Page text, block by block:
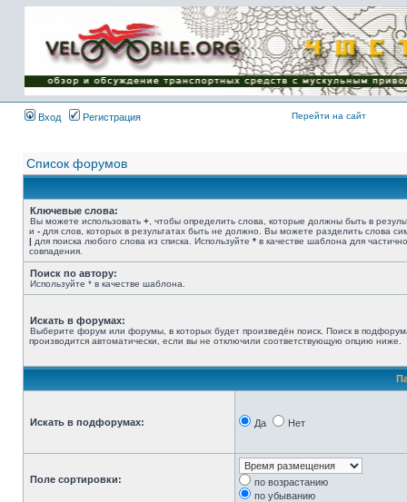
Имя пользователя:
Пароль:
{ LOG_ME_IN_SHORT
}
Вход
Регистрация Перейти на сайт
Список форумов
Ключевые слова:
Вы можете использовать + , чтобы определить слова, которые должны быть в
и - для слов, которых в результатах быть не должно. Вы можете разделить слова
| для поиска любого слова из списка. Используйте * в качестве шаблона для
совпадения.
Поиск по автору:
Используйте * в качестве шаблона.
Искать в форумах:
Выберите форум или форумы, в которых будет произведён поиск. Поиск в
производится автоматически, если вы не отключили соответствующую опцию ниже.
Искать в подфорумах: Да Нет
Поле сортировки:
по возрастанию
по убыванию